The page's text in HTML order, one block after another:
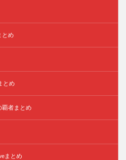
とめ
とめ
覇者まとめ
まとめ